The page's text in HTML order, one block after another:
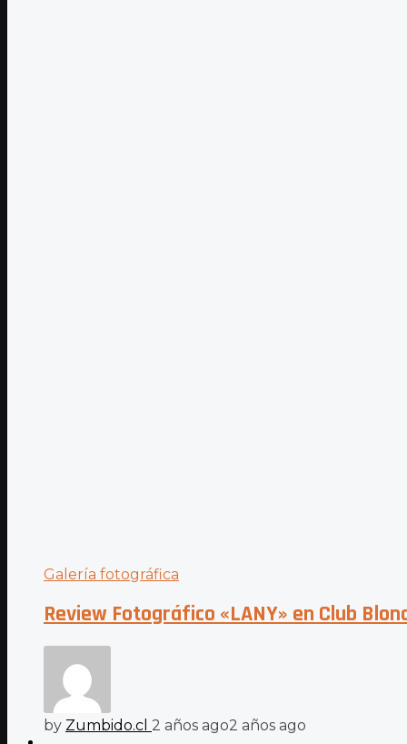
Galería fotográfica
Review Fotográfico «LANY» en Club
by Zumbido.cl 2 años ago2 años ago